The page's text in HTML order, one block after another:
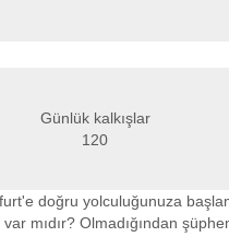
Günlük kalkışlar
120
doğru yolculuğunuza
mıdır? Olmadığından